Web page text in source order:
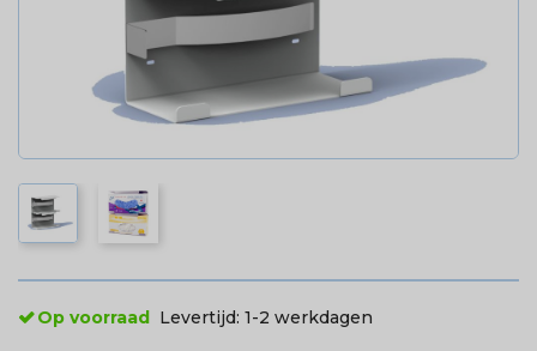
Op voorraad Levertijd: 1-2 werkdagen